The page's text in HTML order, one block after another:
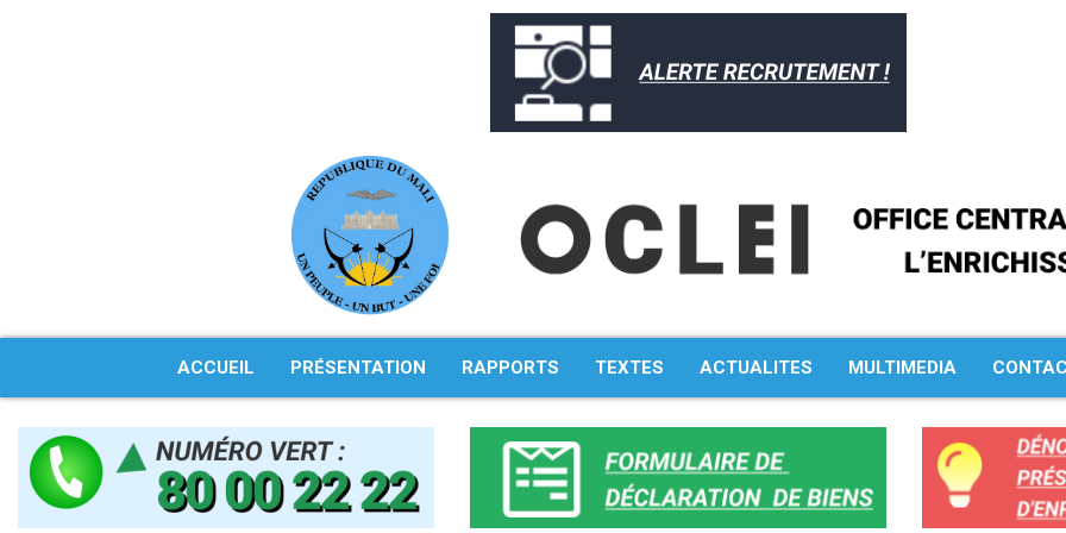
ACCUEIL PRÉSENTATION RAPPORTS TEXTES ACTUALITES MULTIMEDIA